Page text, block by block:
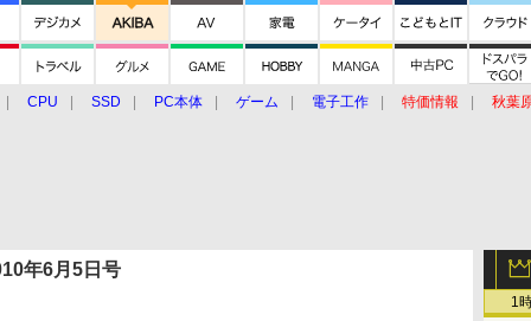
CPU SSD PC本体 ゲーム 電子工作 特価情報
秋葉
1
年6月5日号